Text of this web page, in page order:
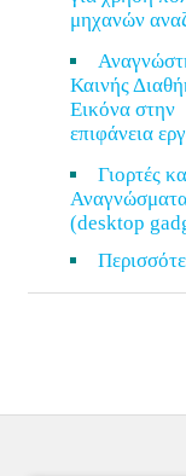
μηχανών
Καινής
Εικόνα στην
επιφάνεια
Γιορτές
(desktop